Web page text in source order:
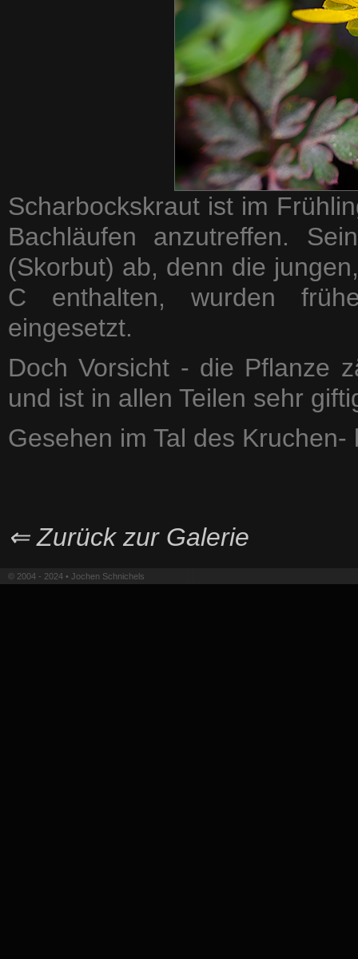
Scharbockskraut ist im
Bachläufen anzutreffen.
(Skorbut) ab, denn die
C enthalten, wurden
eingesetzt.
Doch Vorsicht - die Pflanze
und ist in allen Teilen sehr
Gesehen im Tal des
⇐ Zurück zur Galerie
© 2004 - 2024 • Jochen Schnichels